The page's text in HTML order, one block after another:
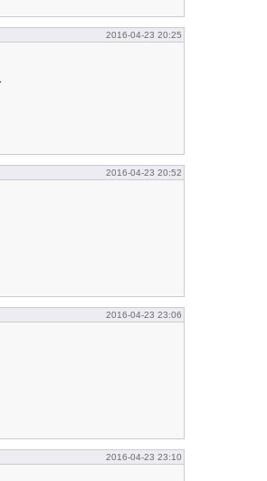
2016-04-23 20:25
2016-04-23 20:52
2016-04-23 23:06
2016-04-23 23:10